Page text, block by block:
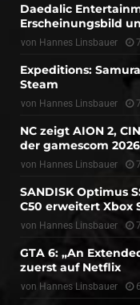
Daedalic
Erscheinungsbild
von Hannes Linsbauer
Expeditions:
Steam
von Hannes Linsbauer
NC zeigt AION 2,
der gamescom 2026
von Hannes Linsbauer
SANDISK Optimus
C50 erweitert Xbox
von Hannes Linsbauer
GTA 6: „An
zuerst auf Netflix
von Hannes Linsbauer